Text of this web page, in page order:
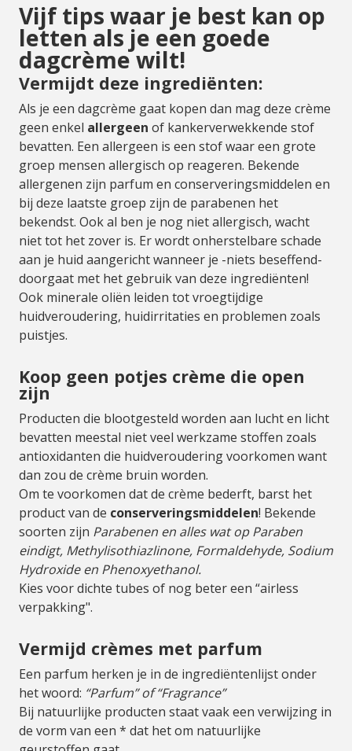
Vijf tips waar je best kan op
letten als je een goede
dagcrème wilt!
Vermijdt deze ingrediënten:
Als je een dagcrème gaat kopen dan mag deze crème
geen enkel allergeen of kankerverwekkende stof
bevatten. Een allergeen is een stof waar een grote
groep mensen allergisch op reageren. Bekende
allergenen zijn parfum en conserveringsmiddelen en
bij deze laatste groep zijn de parabenen het
bekendst. Ook al ben je nog niet allergisch, wacht
niet tot het zover is. Er wordt onherstelbare schade
aan je huid aangericht wanneer je -niets beseffend-
doorgaat met het gebruik van deze ingrediënten!
Ook minerale oliën leiden tot vroegtijdige
huidveroudering, huidirritaties en problemen zoals
puistjes.
Koop geen potjes crème die open
zijn
Producten die blootgesteld worden aan lucht en licht
bevatten meestal niet veel werkzame stoffen zoals
antioxidanten die huidveroudering voorkomen want
dan zou de crème bruin worden.
Om te voorkomen dat de crème bederft, barst het
product van de conserveringsmiddelen! Bekende
soorten zijn Parabenen en alles wat op Paraben
eindigt, Methylisothiazlinone, Formaldehyde, Sodium
Hydroxide en Phenoxyethanol.
Kies voor dichte tubes of nog beter een “airless
verpakking".
Vermijd crèmes met parfum
Een parfum herken je in de ingrediëntenlijst onder
het woord: “Parfum” of “Fragrance”
Bij natuurlijke producten staat vaak een verwijzing in
de vorm van een * dat het om natuurlijke